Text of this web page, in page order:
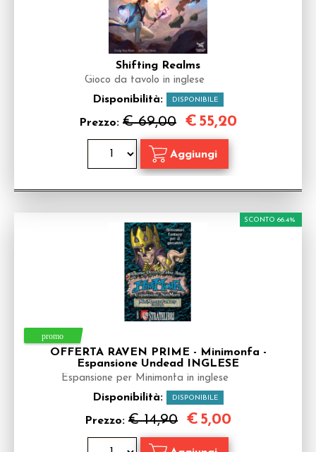
Shifting Realms
Gioco da tavolo in inglese
Disponibilità: DISPONIBILE
Prezzo: € 69,00 € 55,20
OFFERTA RAVEN PRIME - Minimonfa -
Espansione Undead INGLESE
Espansione per Minimonfa in inglese
Disponibilità: DISPONIBILE
Prezzo: € 14,90
SCONTO 66.4%
€ 5,00